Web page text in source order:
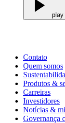
play
Contato
Quem somos
Produtos &
Carreiras
Investidores
Notícias &
Governança